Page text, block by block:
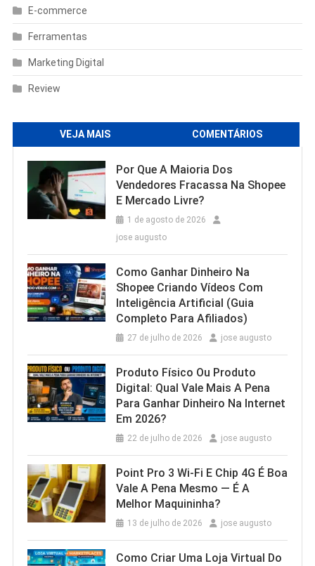
E-commerce
Ferramentas
Marketing Digital
Review
VEJA MAIS COMENTÁRIOS
Por Que A Maioria Dos
Vendedores Fracassa Na Shopee
E Mercado Livre?
1 de agosto de 2026
jose augusto
Como Ganhar Dinheiro Na
Shopee Criando Vídeos Com
Inteligência Artificial (Guia
Completo Para Afiliados)
27 de julho de 2026 jose augusto
Produto Físico Ou Produto
Digital: Qual Vale Mais A Pena
Para Ganhar Dinheiro Na Internet
Em 2026?
22 de julho de 2026 jose augusto
Point Pro 3 Wi‑Fi E Chip 4G É Boa
Vale A Pena Mesmo — É A
Melhor Maquininha?
13 de julho de 2026 jose augusto
Como Criar Uma Loja Virtual Do